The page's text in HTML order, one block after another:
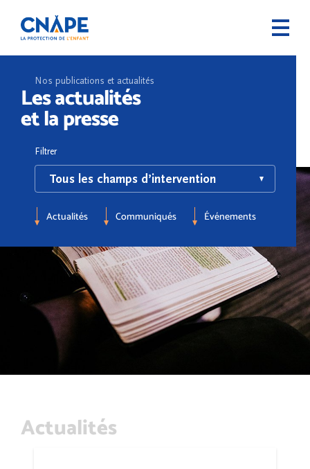
Nos publications et actualités
Les actualités
et la presse
Filtrer
Actualités Communiqués Événements
Actualités